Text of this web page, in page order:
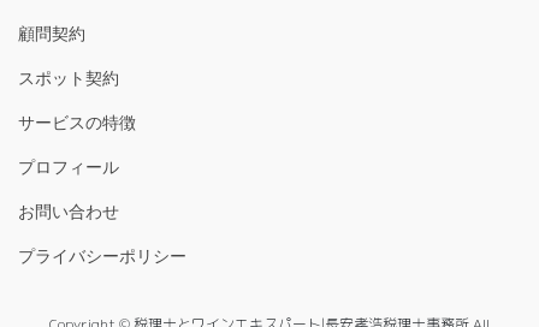
顧問契約
スポット契約
サービスの特徴
プロフィール
お問い合わせ
プライバシーポリシー